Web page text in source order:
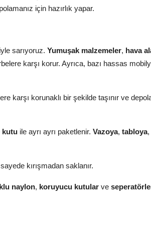
için hazırlık yapar.
sarıyoruz. Yumuşak malzemeler, hava
karşı korur. Ayrıca, bazı hassas
karşı korunaklı bir şekilde taşınır ve
kutu ile ayrı ayrı paketlenir. Vazoya, tabloya,
kırışmadan saklanır.
naylon, koruyucu kutular ve